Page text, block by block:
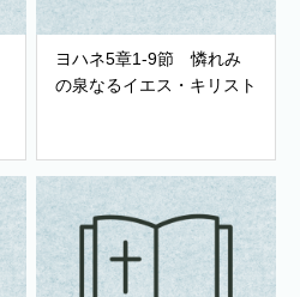
ヨハネ5章1-9節 憐れみ
の泉なるイエス・キリスト